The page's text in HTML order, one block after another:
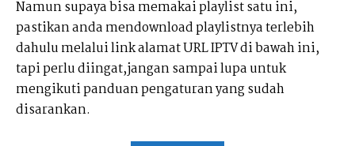
Namun supaya bisa memakai playlist satu ini,
pastikan anda mendownload playlistnya terlebih
dahulu melalui link alamat URL IPTV di bawah ini,
tapi perlu diingat,jangan sampai lupa untuk
mengikuti panduan pengaturan yang sudah
disarankan.